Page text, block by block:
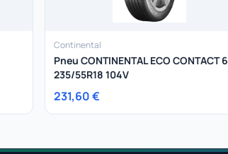
Continental
Pneu CONTINENTAL ECO CONTACT 6
235/55R18 104V
231,60 €